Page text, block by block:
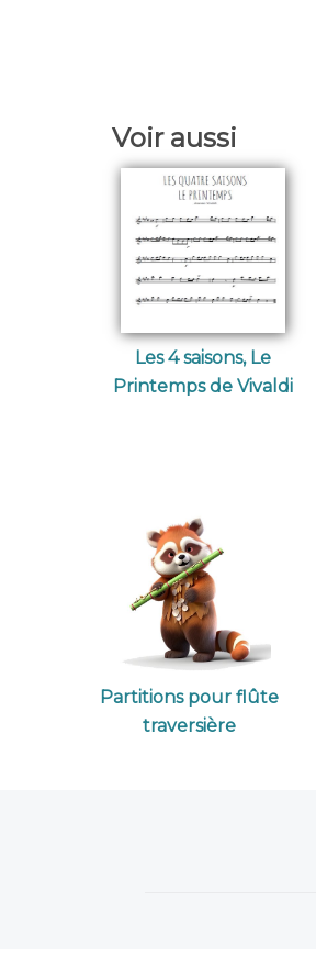
Voir aussi
Les 4 saisons, Le
Printemps de Vivaldi
Partitions pour flûte
traversière